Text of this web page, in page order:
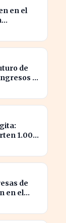
en el
de
de
1.000
de
en el